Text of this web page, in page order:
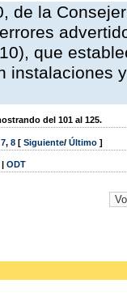
de la
que
instalaciones
del 101 al 125.
7, 8 [ Siguiente/ Último ]
| ODT